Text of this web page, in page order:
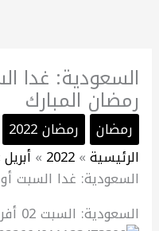
السعودية: غدا
رمضان المبارك
رمضان
رمضان 2022
الرئيسية
2022
أبريل
السعودية: غدا السبت
السعودية: السبت 02 أفريل 2022 أول ايام شهر رمضان